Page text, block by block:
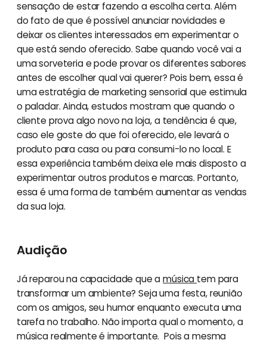
sensação de estar fazendo a escolha certa. Além
do fato de que é possível anunciar novidades e
deixar os clientes interessados em experimentar o
que está sendo oferecido. Sabe quando você vai a
uma sorveteria e pode provar os diferentes sabores
antes de escolher qual vai querer? Pois bem, essa é
uma estratégia de marketing sensorial que estimula
o paladar. Ainda, estudos mostram que quando o
cliente prova algo novo na loja, a tendência é que,
caso ele goste do que foi oferecido, ele levará o
produto para casa ou para consumi-lo no local. E
essa experiência também deixa ele mais disposto a
experimentar outros produtos e marcas. Portanto,
essa é uma forma de também aumentar as vendas
da sua loja.
Audição
Já reparou na capacidade que amúsica tem para
transformar um ambiente? Seja uma festa, reunião
com os amigos, seu humor enquanto executa uma
tarefa no trabalho. Não importa qual o momento, a
música realmente é importante. Pois a mesma